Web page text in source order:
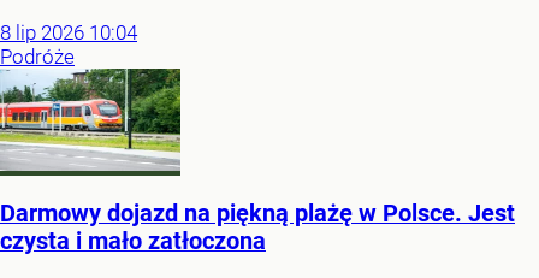
8 lip 2026 10:04
Podróże
Darmowy dojazd na piękną plażę w Polsce. Jest
czysta i mało zatłoczona